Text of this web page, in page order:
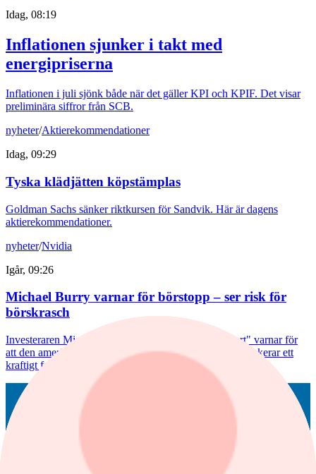
Idag, 08:19
Inflationen sjunker i takt med
energipriserna
Inflationen i juli sjönk både när det gäller KPI och KPIF. Det visar
preliminära siffror från SCB.
nyheter/Aktierekommendationer
Idag, 09:29
Tyska klädjätten köpstämplas
Goldman Sachs sänker riktkursen för Sandvik. Här är dagens
aktierekommendationer.
nyheter/Nvidia
Igår, 09:26
Michael Burry varnar för börstopp – ser risk för
börskrasch
Investeraren Michael Burry, känd från "The Big Short" varnar för
att den amerikanska börsen kan vara nära en topp och riskerar ett
kraftigt fall.